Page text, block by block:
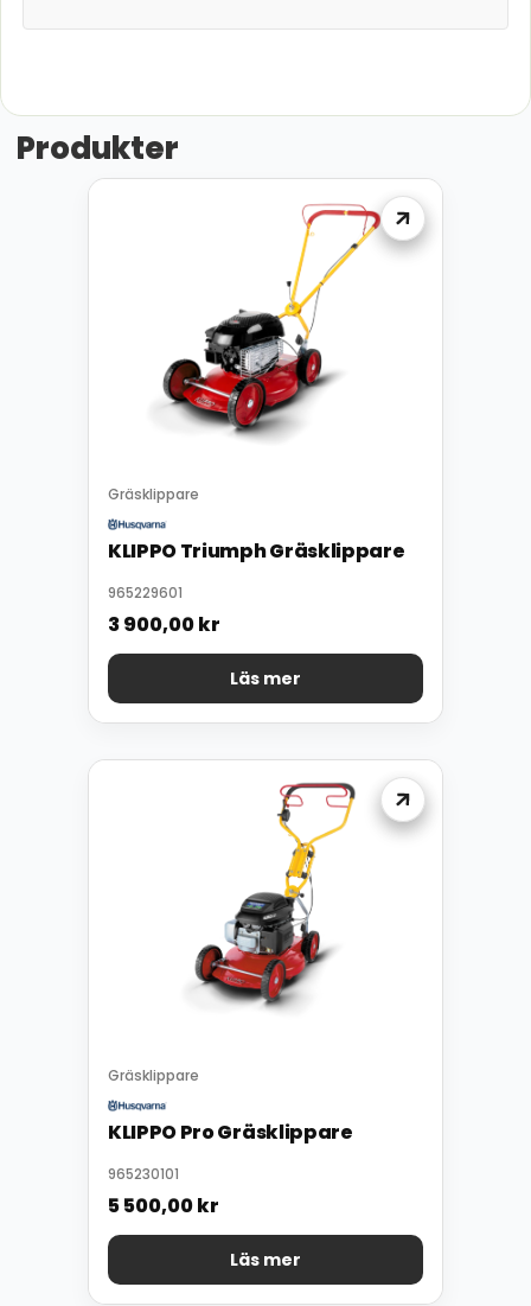
Produkter
Gräsklippare
KLIPPO Triumph Gräsklippare
965229601
3 900,00kr
Läs mer
Gräsklippare
KLIPPO Pro Gräsklippare
965230101
5 500,00kr
Läs mer